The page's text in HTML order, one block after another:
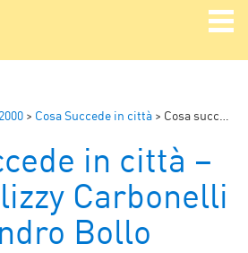
> Cosa Succede in città > Cosa succede in città – Dario Polizzy Carbonelli e Alessandro Bollo
in città –
Carbonelli
Bollo